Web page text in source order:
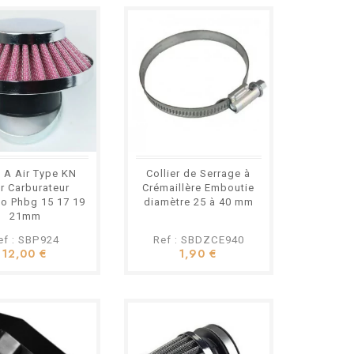
Variateur Lauter
Racing Peugeot
103 avec
Masselottes et
Embrayage
119,80 €
: LT500ALL
Racing Type :
allégé
Allégées
: Peugeot 103 /
à variateur
préparé ou
: Prêt à
A Air Type KN
Carburateur
Phbg 15 17 19
21mm
: SBP924
12,00 €
Collier de Serrage à
Crémaillère Emboutie
diamètre 25 à 40 mm
Ref : SBDZCE940
1,90 €